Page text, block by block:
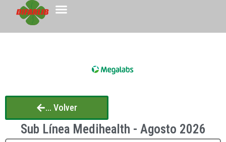
... Volver
Sub Línea Medihealth - Agosto 2026